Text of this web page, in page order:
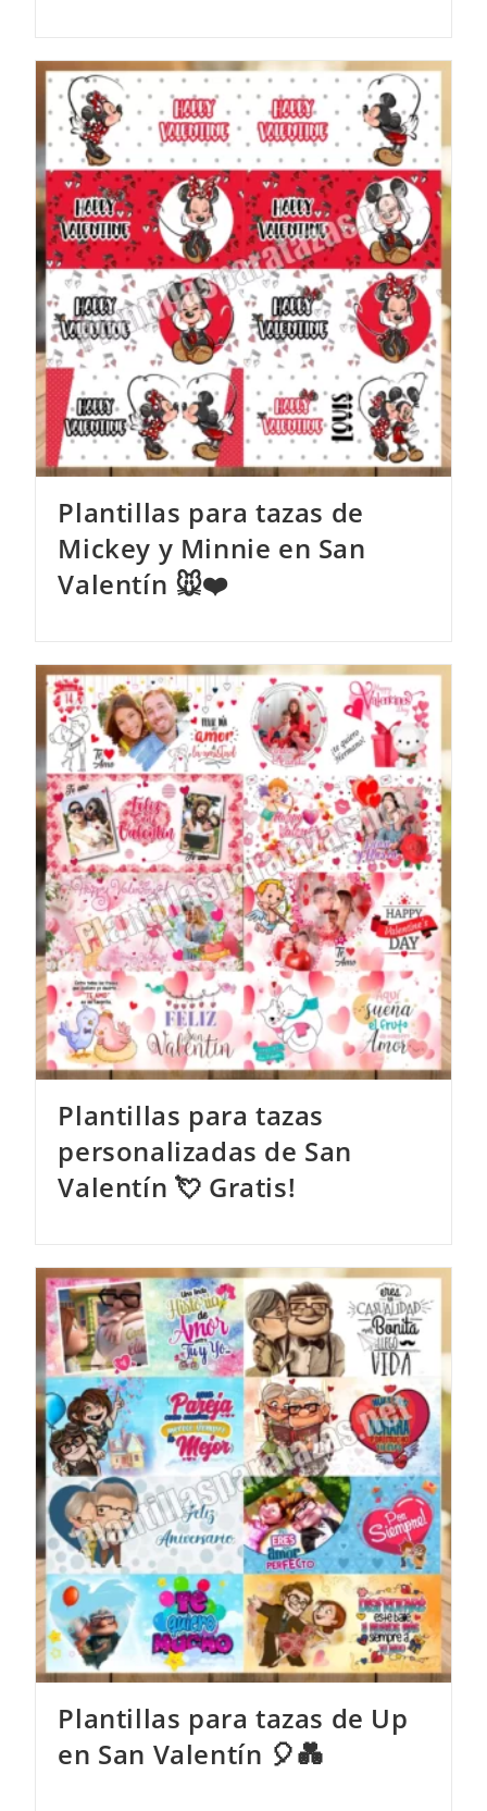
Plantillas para tazas de
Mickey y Minnie en San
Valentín 🐭❤️
Plantillas para tazas
personalizadas de San
Valentín 💘 Gratis!
Plantillas para tazas de Up
en San Valentín 🎈💑